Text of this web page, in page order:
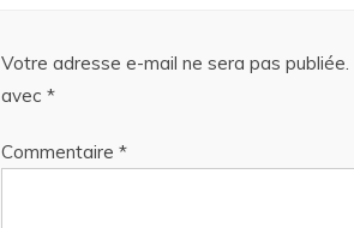
Votre adresse e-mail ne sera pas publiée.
avec *
Commentaire *